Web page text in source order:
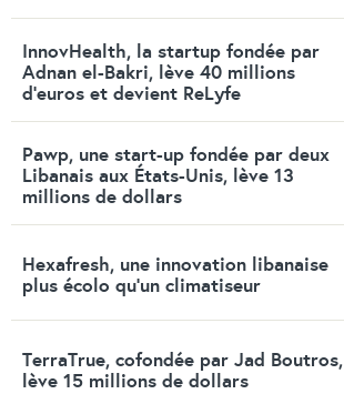
InnovHealth, la startup fondée par
Adnan el-Bakri, lève 40 millions
d’euros et devient ReLyfe
Pawp, une start-up fondée par deux
Libanais aux États-Unis, lève 13
millions de dollars
Hexafresh, une innovation libanaise
plus écolo qu’un climatiseur
TerraTrue, cofondée par Jad Boutros,
lève 15 millions de dollars